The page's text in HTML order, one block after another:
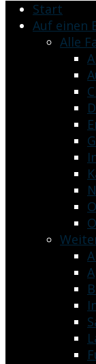
Start
Auf einen
Alle